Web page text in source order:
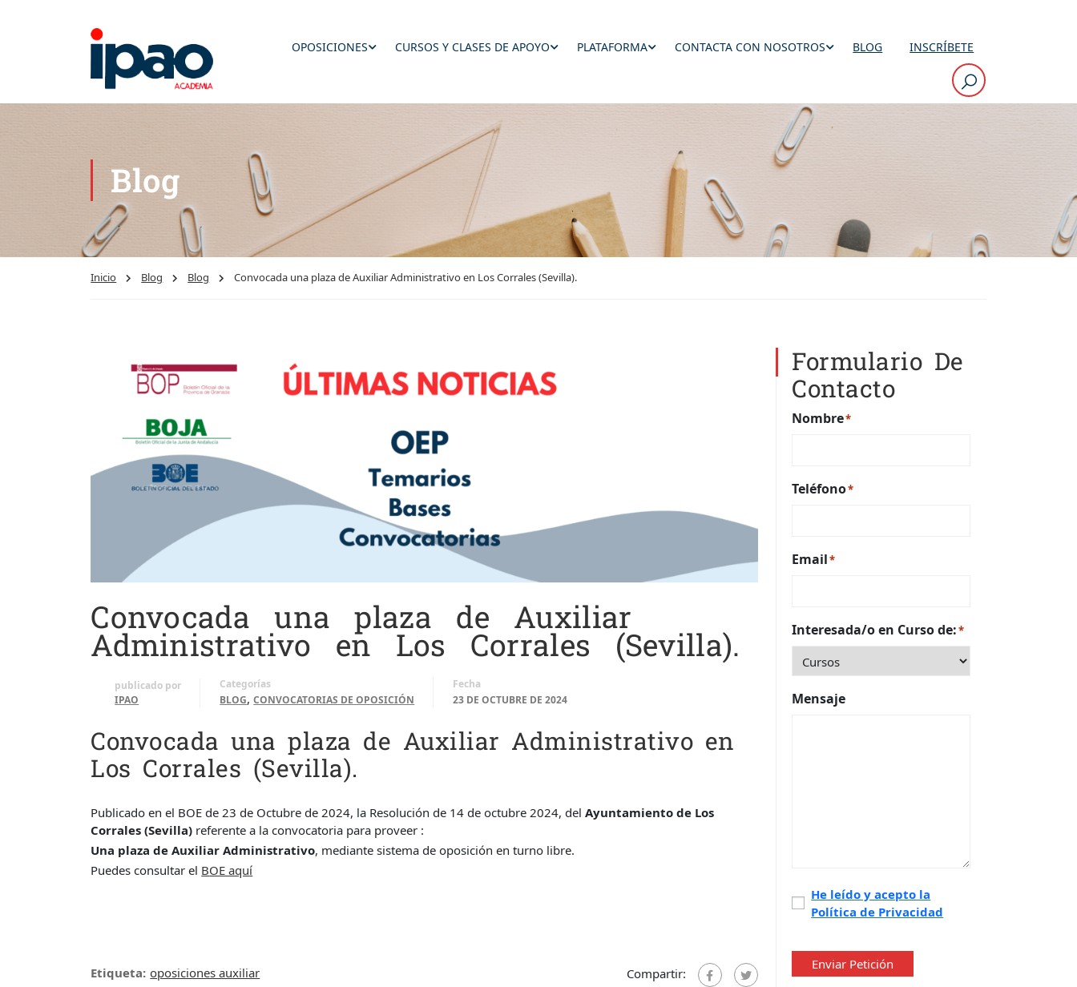
OPOSICIONES CURSOS Y CLASES DE APOYO PLATAFORMA CONTACTA CON NOSOTROS BLOG INSCRÍBETE
Blog
Inicio Blog Blog Convocada una plaza de Auxiliar Administrativo en Los Corrales (Sevilla).
Convocada una plaza de Auxiliar
Administrativo en Los Corrales (Sevilla).
publicado por
IPAO
Categorías
BLOG,CONVOCATORIAS DE OPOSICIÓN
Fecha
23 DE OCTUBRE DE 2024
Convocada una plaza de Auxiliar Administrativo en
Los Corrales (Sevilla).
Publicado en el BOE de 23 de Octubre de 2024, la Resolución de 14 de octubre 2024, delAyuntamiento de Los
Corrales (Sevilla) referente a la convocatoria para proveer :
Una plaza de Auxiliar Administrativo, mediante sistema de oposición en turno libre.
Puedes consultar el BOE aquí
Etiqueta: oposiciones auxiliar Compartir:
Formulario De
Contacto
Nombre*
Teléfono*
Email*
Interesada/o en Curso de:*
Mensaje
Política
de
He leído y acepto la
Política de Privacidad
Enviar Petición